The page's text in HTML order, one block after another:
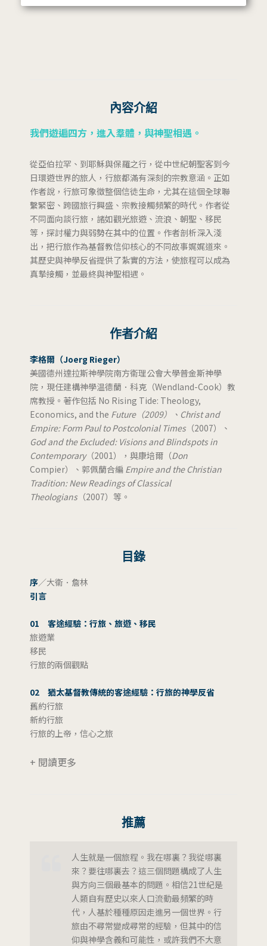
內容介紹
我們遊遍四方，進入羣體，與神聖相遇。
從亞伯拉罕、到耶穌與保羅之行，從中世紀朝聖客到今
日環遊世界的旅人，行旅都滿有深刻的宗教意涵。正如
作者說，行旅可象徵整個信徒生命，尤其在這個全球聯
繫緊密、跨國旅行興盛、宗教接觸頻繁的時代。作者從
不同面向談行旅，諸如觀光旅遊、流浪、朝聖、移民
等，探討權力與弱勢在其中的位置。作者剖析深入淺
出，把行旅作為基督教信仰核心的不同故事娓娓道來。
其歷史與神學反省提供了紮實的方法，使旅程可以成為
真摯接觸，並最終與神聖相遇。
作者介紹
李格爾（Joerg Rieger）
美國德州達拉斯神學院南方衞理公會大學普金斯神學
院，現任建構神學温德蘭．科克（Wendland-Cook）教
席教授。著作包括 No Rising Tide: Theology,
Economics, and the Future（2009）、Christ and
Empire: Form Paul to Postcolonial Times（2007）、
God and the Excluded: Visions and Blindspots in
Contemporary（2001），與康培爾（Don
Compier）、郭佩蘭合編 Empire and the Christian
Tradition: New Readings of Classical
Theologians（2007）等。
目錄
序／大衞．詹林
引言
01 客途經驗：行旅、旅遊、移民
旅遊業
移民
行旅的兩個觀點
02 猶太基督教傳統的客途經驗：行旅的神學反省
舊約行旅
新約行旅
行旅的上帝，信心之旅
+ 閱讀更多
推薦
人生就是一個旅程。我在哪裏？我從哪裏
來？要往哪裏去？這三個問題構成了人生
與方向三個最基本的問題。相信21世紀是
人類自有歷史以來人口流動最頻繁的時
代，人基於種種原因走進另一個世界。行
旅由不尋常變成尋常的經驗，但其中的信
仰與神學含義和可能性，或許我們不大意